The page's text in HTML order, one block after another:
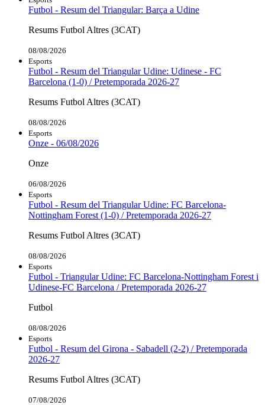
Futbol - Resum del Triangular: Barça a Udine
Resums Futbol Altres (3CAT)
08/08/2026
Esports
Futbol - Resum del Triangular Udine: Udinese - FC
Barcelona (1-0) / Pretemporada 2026-27
Resums Futbol Altres (3CAT)
08/08/2026
Esports
Onze - 06/08/2026
Onze
06/08/2026
Esports
Futbol - Resum del Triangular Udine: FC Barcelona-
Nottingham Forest (1-0) / Pretemporada 2026-27
Resums Futbol Altres (3CAT)
08/08/2026
Esports
Futbol - Triangular Udine: FC Barcelona-Nottingham Forest i
Udinese-FC Barcelona / Pretemporada 2026-27
Futbol
08/08/2026
Esports
Futbol - Resum del Girona - Sabadell (2-2) / Pretemporada
2026-27
Resums Futbol Altres (3CAT)
07/08/2026